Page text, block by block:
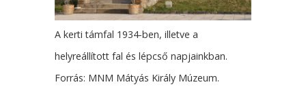
A kerti támfal 1934-ben, illetve a
helyreállított fal és lépcső napjainkban.
Forrás: MNM Mátyás Király Múzeum.